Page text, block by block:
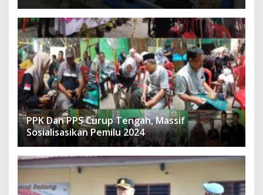
PPK Dan PPS Curup Tengah, Massif
Sosialisasikan Pemilu 2024